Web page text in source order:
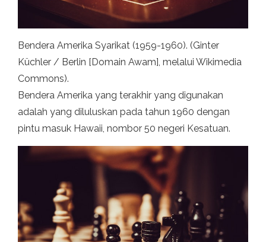
Bendera Amerika Syarikat (1959-1960). (Ginter
Küchler / Berlin [Domain Awam], melalui Wikimedia
Commons).
Bendera Amerika yang terakhir yang digunakan
adalah yang diluluskan pada tahun 1960 dengan
pintu masuk Hawaii, nombor 50 negeri Kesatuan.